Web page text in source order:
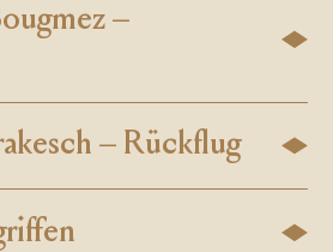
–
– Rückflug